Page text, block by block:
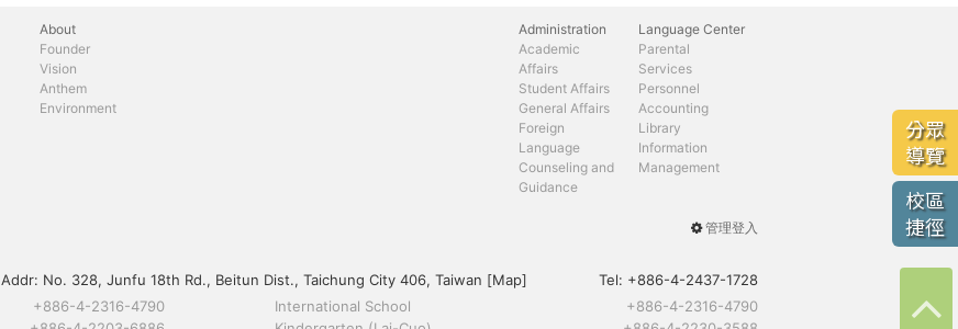
分眾
導覽
校區
捷徑
About
Founder
Vision
Anthem
Environment
Administration
Academic
Affairs
Student Affairs
General Affairs
Foreign
Language
Counseling and
Guidance
Parental
Services
Personnel
Accounting
Library
Information
Management
Language Center
User
menu
管理登入
Addr: No. 328, Junfu 18th Rd., Beitun Dist., Taichung City 406, Taiwan [Map] Tel: +886-4-2437-1728
+886-4-2316-4790 International School
+886-4-2316-4790